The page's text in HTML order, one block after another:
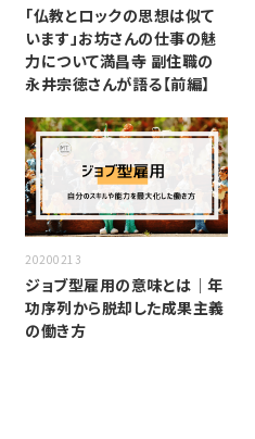
「仏教とロックの思想は似て
います」お坊さんの仕事の魅
力について満昌寺 副住職の
永井宗徳さんが語る【前編】
20200213
ジョブ型雇用の意味とは｜年
功序列から脱却した成果主義
の働き方